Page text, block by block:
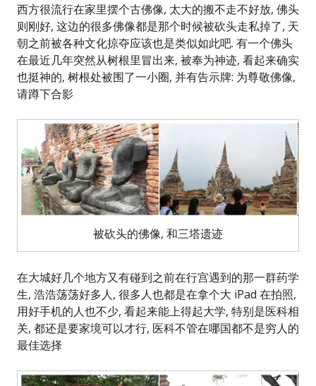
西方很流行在家里摆个古佛像, 太大的搬不走不好放, 佛头
则刚好, 这边的很多佛像都是那个时候被砍头走私掉了, 天
朝之前被各种文化掠夺应该也是类似如此吧. 有一个佛头
在最近几年突然从树根里冒出来, 被奉为神迹, 看起来确实
也挺神的, 树根处被围了一小圈, 并有告示牌: 为尊敬佛像,
请蹲下合影
被砍头的佛像, 和三塔遗迹
在大城好几个地方又有碰到之前在行宫遇到的那一群药学
生, 浩浩荡荡好多人, 很多人也都是在拿个大 iPad 在拍照,
用好手机的人也不少, 看起来能上得起大学, 特别是医科相
关, 都还是要家境可以才行, 医科不管在哪国都不是穷人的
最佳选择